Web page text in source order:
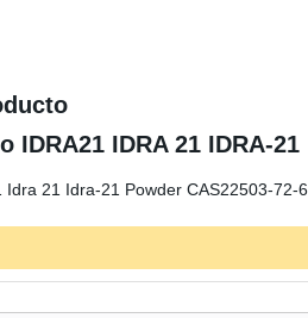
IDRA21 IDRA 21 IDRA-